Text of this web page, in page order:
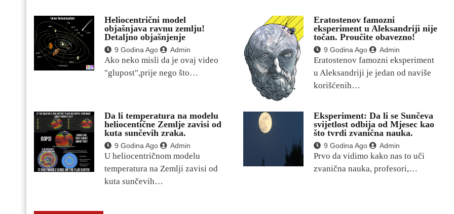
Heliocentrični model
objašnjava ravnu zemlju!
Detaljno objašnjenje
9 Godina Ago Admin
Ako neko misli da je ovaj video
"glupost",prije nego što…
Eratostenov famozni
eksperiment u Aleksandriji nije
točan. Proučite obavezno!
9 Godina Ago Admin
Eratostenov famozni eksperiment
u Aleksandriji je jedan od naviše
korišćenih…
Da li temperatura na modelu
heliocentične Zemlje zavisi od
kuta sunčevih zraka.
9 Godina Ago Admin
U heliocentričnom modelu
temperatura na Zemlji zavisi od
kuta sunčevih…
Eksperiment: Da li se Sunčeva
svijetlost odbija od Mjesec kao
što tvrdi zvanična nauka.
9 Godina Ago Admin
Prvo da vidimo kako nas to uči
zvanična nauka, profesori,…